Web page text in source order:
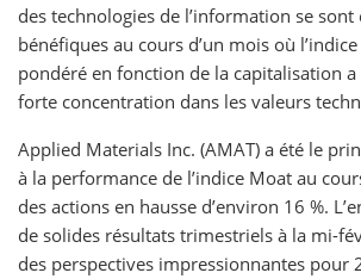
des technologies de l’information se sont
bénéfiques au cours d’un mois où
pondéré en fonction de la capitalisation
forte concentration dans les valeurs
Applied Materials Inc. (AMAT) a été le
à la performance de l’indice Moat au
des actions en hausse d’environ 16 %.
de solides résultats trimestriels à la mi-
des perspectives impressionnantes pour